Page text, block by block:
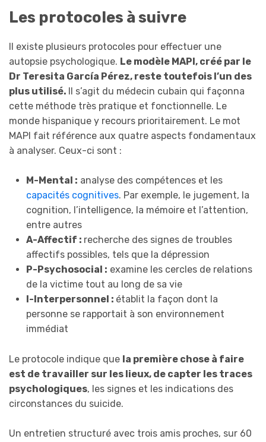
Les protocoles à suivre
Il existe plusieurs protocoles pour effectuer une
autopsie psychologique. Le modèle MAPI, créé par le
Dr Teresita García Pérez, reste toutefois l’un des
plus utilisé. Il s’agit du médecin cubain qui façonna
cette méthode très pratique et fonctionnelle. Le
monde hispanique y recours prioritairement. Le mot
MAPI fait référence aux quatre aspects fondamentaux
à analyser. Ceux-ci sont :
M-Mental : analyse des compétences et les
capacités cognitives. Par exemple, le jugement, la
cognition, l’intelligence, la mémoire et l’attention,
entre autres
A-Affectif : recherche des signes de troubles
affectifs possibles, tels que la dépression
P-Psychosocial : examine les cercles de relations
de la victime tout au long de sa vie
I-Interpersonnel : établit la façon dont la
personne se rapportait à son environnement
immédiat
Le protocole indique que la première chose à faire
est de travailler sur les lieux, de capter les traces
psychologiques, les signes et les indications des
circonstances du suicide.
Un entretien structuré avec trois amis proches, sur 60